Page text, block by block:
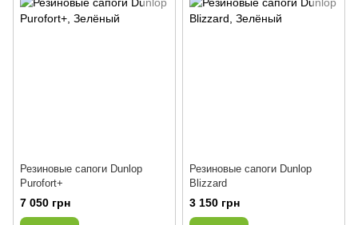
Резиновые сапоги Dunlop
Purofort+
7 050 грн
Резиновые сапоги Dunlop
Blizzard
3 150 грн